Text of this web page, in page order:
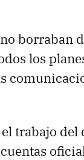
no borraban
los
trabajo del